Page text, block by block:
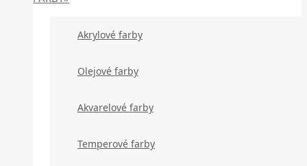
Akrylové farby
Olejové farby
Akvarelové farby
Temperové farby